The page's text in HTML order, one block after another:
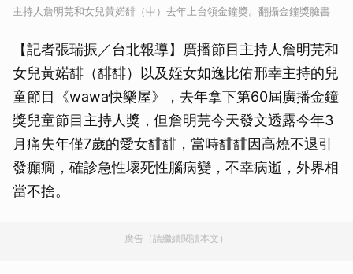
主持人詹明芫和女兒黃婼馡（中）去年上台領金鐘獎。翻攝金鐘獎臉書
【記者張瑞振／台北報導】廣播節目主持人詹明芫和
女兒黃婼馡（馡馡）以及姪女如逸比佑邢幸主持的兒
童節目《wawa快樂屋》，去年拿下第60屆廣播金鐘
獎兒童節目主持人獎，但詹明芫今天發文透露今年3
月痛失年僅7歲的愛女馡馡，當時馡馡因高燒不退引
發癲癇，確診急性壞死性腦病變，不幸病逝，外界相
當不捨。
廣告（請繼續閱讀本文）